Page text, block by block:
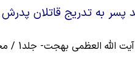
پسر به تدريج قاتلان
بهجت- جلد1 / محمد حسین رخشاد